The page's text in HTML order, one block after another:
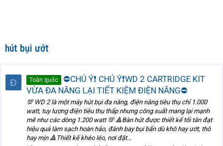
hút bụi ướt
Đ Toàn quốc
⛔CHÚ Ý❗ CHÚ Ý❗WD 2 CARTRIDGE KIT
VỪA ĐA NĂNG LẠI TIẾT KIỆM ĐIỆN NĂNG⛔
💯 WD 2 là một máy hút bụi đa năng, điện năng tiêu thụ chỉ 1.000
watt, tuy lượng điện tiêu thụ thấp nhưng công suất mang lại mạnh
mẽ như các dòng 1.200 watt 💯 🔺Bàn hút được thiết kế tối tân đạt
hiệu quả làm sạch hoàn hảo, đánh bay bụi bẩn dù khô hay ướt, thô
hay mịn 🔺Thiết kế khéo léo, nơi đặt...